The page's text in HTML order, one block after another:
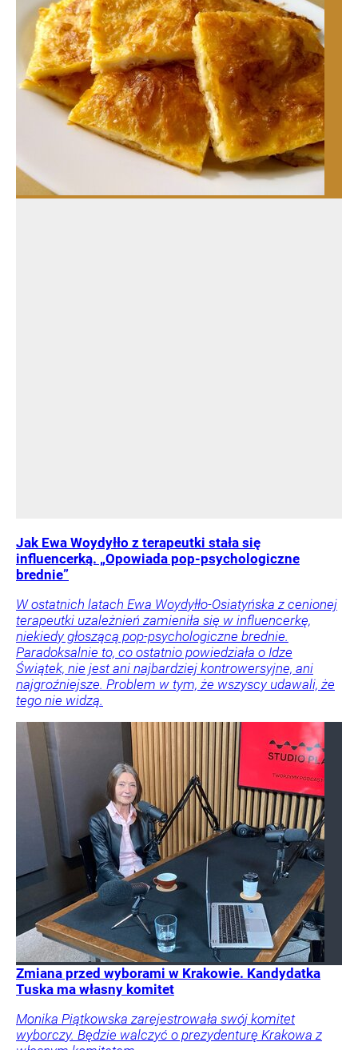
Jak Ewa Woydyłło z terapeutki stała się
influencerką. „Opowiada pop-psychologiczne
brednie”
W ostatnich latach Ewa Woydyłło-Osiatyńska z cenionej
terapeutki uzależnień zamieniła się w influencerkę,
niekiedy głoszącą pop-psychologiczne brednie.
Paradoksalnie to, co ostatnio powiedziała o Idze
Świątek, nie jest ani najbardziej kontrowersyjne, ani
najgroźniejsze. Problem w tym, że wszyscy udawali, że
tego nie widzą.
Zmiana przed wyborami w Krakowie. Kandydatka
Tuska ma własny komitet
Monika Piątkowska zarejestrowała swój komitet
wyborczy. Będzie walczyć o prezydenturę Krakowa z